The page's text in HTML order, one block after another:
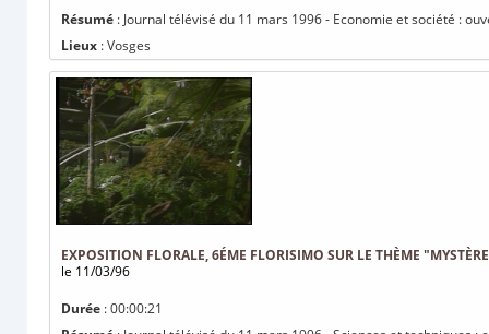
Résumé : Journal télévisé du 11 mars 1996 - Economie et société :
Lieux : Vosges
EXPOSITION FLORALE, 6ÉME FLORISIMO SUR LE THÈME
le 11/03/96
Durée : 00:00:21